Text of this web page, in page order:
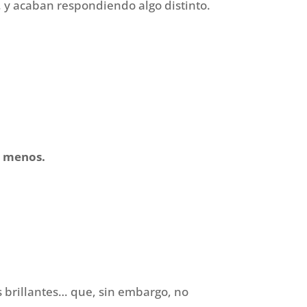
acaban respondiendo algo distinto.
brillantes… que, sin embargo, no